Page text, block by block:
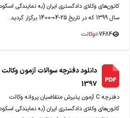
کانون‌های وکلای دادگستری ایران (به نمایندگی
سال 1399 که در تاریخ 25-04-1400 برگزار گردید.
7684 وکالت
دانلود دفترچه سوالات آزمون وکالت
1397
دفترچه C آزمون پذیرش متقاضیان پروانه وکالت
کانون‌های وکلای دادگستری ایران (به نمایندگی